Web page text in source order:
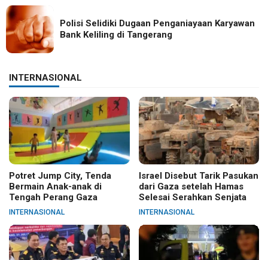
Polisi Selidiki Dugaan Penganiayaan Karyawan
Bank Keliling di Tangerang
INTERNASIONAL
Potret Jump City, Tenda
Bermain Anak-anak di
Tengah Perang Gaza
INTERNASIONAL
Israel Disebut Tarik Pasukan
dari Gaza setelah Hamas
Selesai Serahkan Senjata
INTERNASIONAL